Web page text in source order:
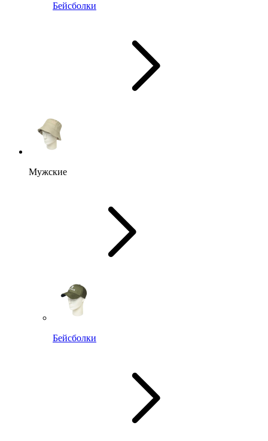
Бейсболки
Мужские
Бейсболки